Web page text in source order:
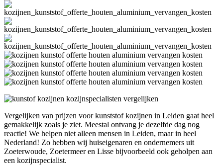
Vergelijken van prijzen voor kunststof kozijnen in Leiden gaat heel
gemakkelijk zoals je ziet. Meestal ontvang je dezelfde dag nog
reactie! We helpen niet alleen mensen in Leiden, maar in heel
Nederland! Zo hebben wij huiseigenaren en ondernemers uit
Zoeterwoude, Zoetermeer en Lisse bijvoorbeeld ook geholpen aan
een kozijnspecialist.